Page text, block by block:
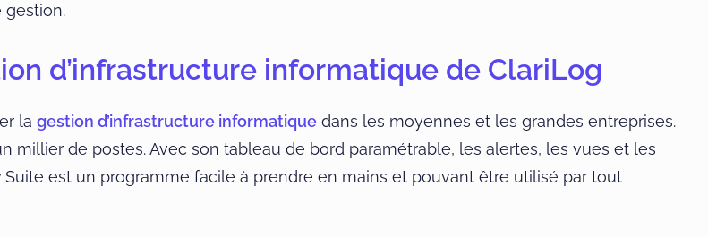
gestion.
d’infrastructure informatique de ClariLog
la gestion d’infrastructure informatique dans les moyennes et les grandes entreprises.
de postes. Avec son tableau de bord paramétrable, les alertes, les vues et les
est un programme facile à prendre en mains et pouvant être utilisé par tout